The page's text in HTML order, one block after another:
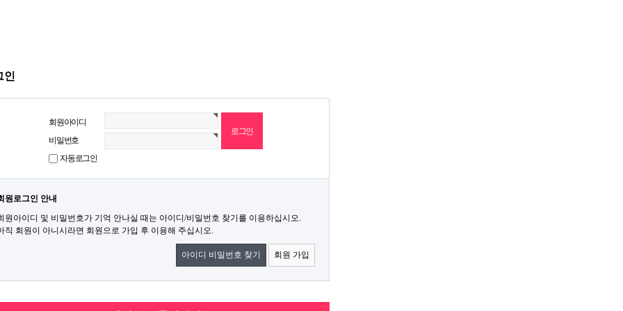
인
회원아이디
비밀번호
자동로그인
원로그인 안내
원아이디 및 비밀번호가 기억 안나실 때는 아이디/비밀번호 찾기를 이용하십시오.
직 회원이 아니시라면 회원으로 가입 후 이용해 주십시오.
아이디 비밀번호 찾기 회원 가입